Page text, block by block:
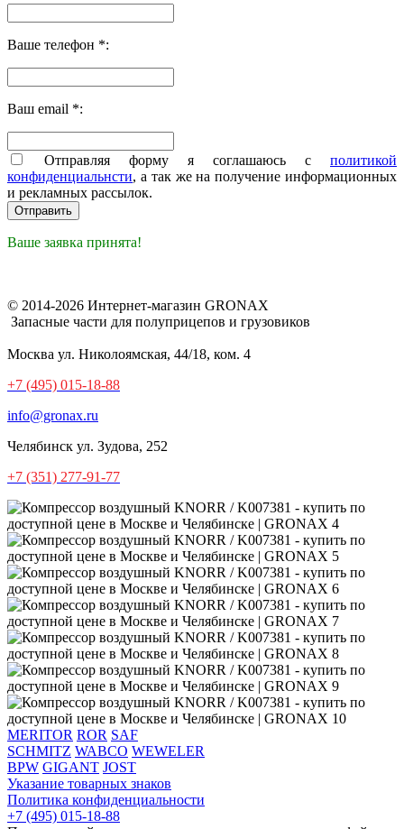
Ваше телефон *:
Ваш email *:
Отправляя форму я соглашаюсь с политикой
конфиденциальнсти, а так же на получение информационных
и рекламных рассылок.
Ваше заявка принята!
© 2014-2026 Интернет-магазин GRONAX
Запасные части для полуприцепов и грузовиков
Москва ул. Николоямская, 44/18, ком. 4
+7 (495) 015-18-88
info@gronax.ru
Челябинск ул. Зудова, 252
+7 (351) 277-91-77
MERITOR ROR SAF
SCHMITZ WABCO WEWELER
BPW GIGANT JOST
Указание товарных знаков
Политика конфиденциальности
+7 (495) 015-18-88